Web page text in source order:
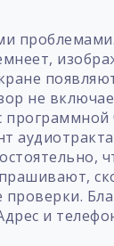
не
и